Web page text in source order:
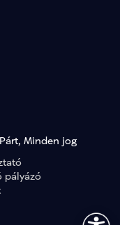
Minden jog
pályázó